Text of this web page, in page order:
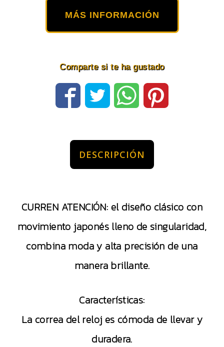
MÁS INFORMACIÓN
Comparte si te ha gustado
DESCRIPCIÓN
CURREN ATENCIÓN: el diseño clásico con
movimiento japonés lleno de singularidad,
combina moda y alta precisión de una
manera brillante.
Características:
La correa del reloj es cómoda de llevar y
duradera.